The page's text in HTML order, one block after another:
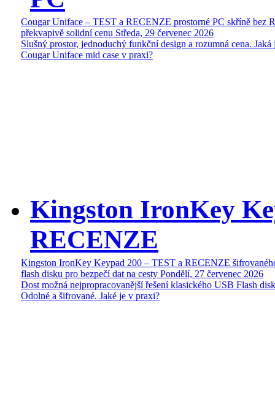
Cougar Uniface – TEST a RECENZE prostorné PC skříně bez
překvapivě solidní cenu Středa, 29 červenec 2026
Slušný prostor, jednoduchý funkční design a rozumná cena. Jaká
Cougar Uniface mid case v praxi?
Kingston IronKey
RECENZE
Kingston IronKey Keypad 200 – TEST a RECENZE
flash disku pro bezpečí dat na cesty Pondělí, 27 červenec 2026
Dost možná nejpropracovanější řešení klasického USB Flash
Odolné a šifrované. Jaké je v praxi?